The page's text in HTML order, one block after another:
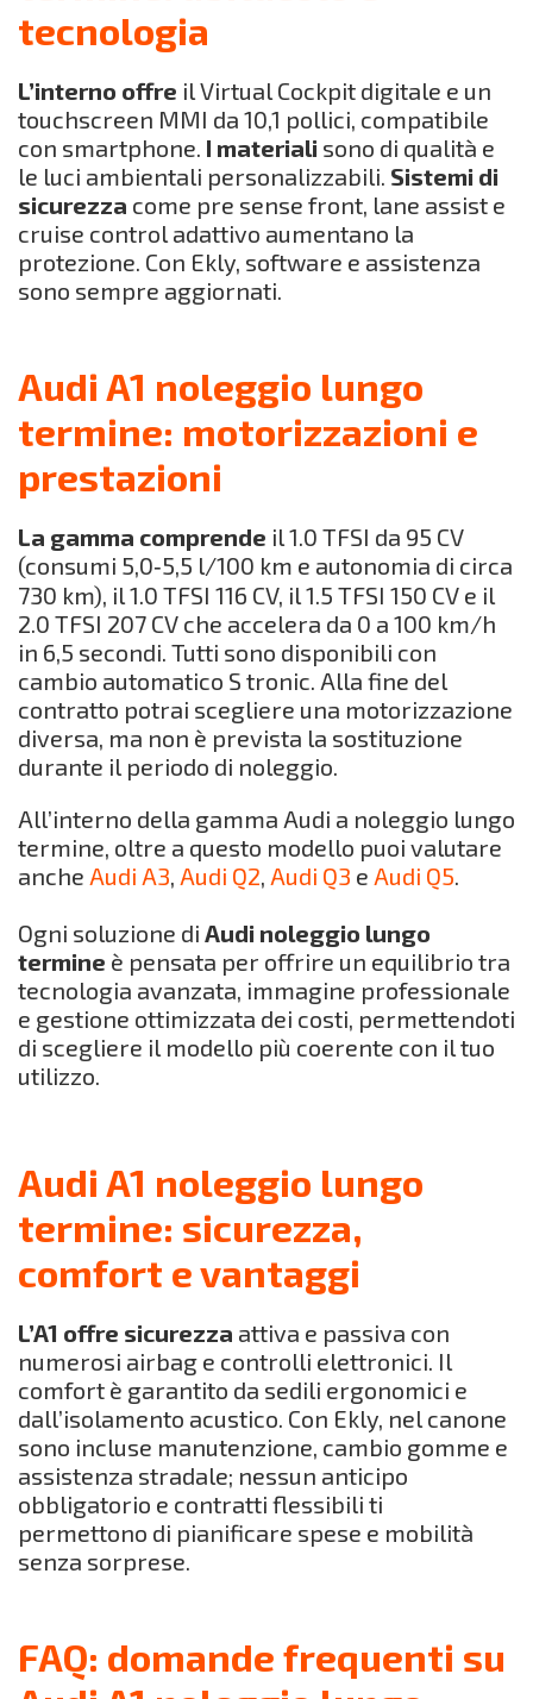
tecnologia
L’interno offre il Virtual Cockpit digitale e un
touchscreen MMI da 10,1 pollici, compatibile
con smartphone. I materiali sono di qualità e
le luci ambientali personalizzabili. Sistemi di
sicurezza come pre sense front, lane assist e
cruise control adattivo aumentano la
protezione. Con Ekly, software e assistenza
sono sempre aggiornati.
Audi A1 noleggio lungo
termine: motorizzazioni e
prestazioni
La gamma comprende il 1.0 TFSI da 95 CV
(consumi 5,0‑5,5 l/100 km e autonomia di circa
730 km), il 1.0 TFSI 116 CV, il 1.5 TFSI 150 CV e il
2.0 TFSI 207 CV che accelera da 0 a 100 km/h
in 6,5 secondi. Tutti sono disponibili con
cambio automatico S tronic. Alla fine del
contratto potrai scegliere una motorizzazione
diversa, ma non è prevista la sostituzione
durante il periodo di noleggio.
All’interno della gamma Audi a noleggio lungo
termine, oltre a questo modello puoi valutare
anche Audi A3, Audi Q2, Audi Q3 e Audi Q5.
Ogni soluzione di Audi noleggio lungo
termine è pensata per offrire un equilibrio tra
tecnologia avanzata, immagine professionale
e gestione ottimizzata dei costi, permettendoti
di scegliere il modello più coerente con il tuo
utilizzo.
Audi A1 noleggio lungo
termine: sicurezza,
comfort e vantaggi
L’A1 offre sicurezza attiva e passiva con
numerosi airbag e controlli elettronici. Il
comfort è garantito da sedili ergonomici e
dall’isolamento acustico. Con Ekly, nel canone
sono incluse manutenzione, cambio gomme e
assistenza stradale; nessun anticipo
obbligatorio e contratti flessibili ti
permettono di pianificare spese e mobilità
senza sorprese.
FAQ: domande frequenti su